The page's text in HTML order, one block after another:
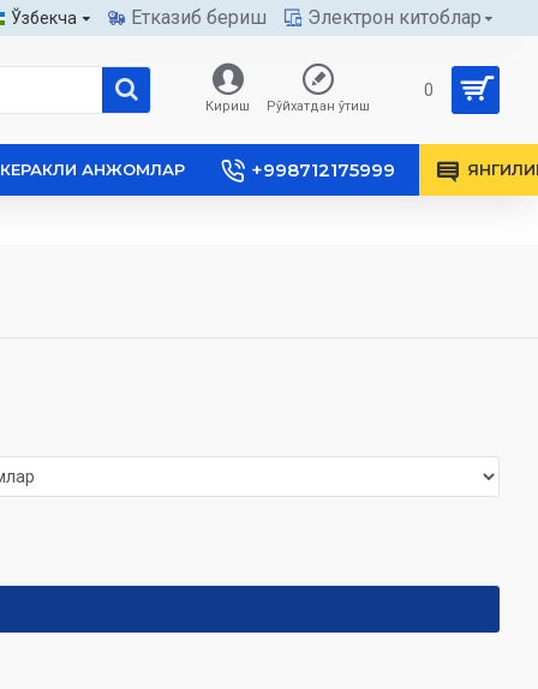
Ўзбекча Етказиб бериш Электрон китоблар
Кириш Рўйхатдан ўтиш
0
КЕРАКЛИ АНЖОМЛАР +998712175999